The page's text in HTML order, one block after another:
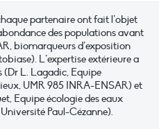
partenaire ont fait l’objet
des populations avant
biomarqueurs d’exposition
L’expertise extérieure a
(Dr L. Lagadic, Equipe
UMR 985 INRA-ENSAR) et
Equipe écologie des eaux
Paul-Cézanne).